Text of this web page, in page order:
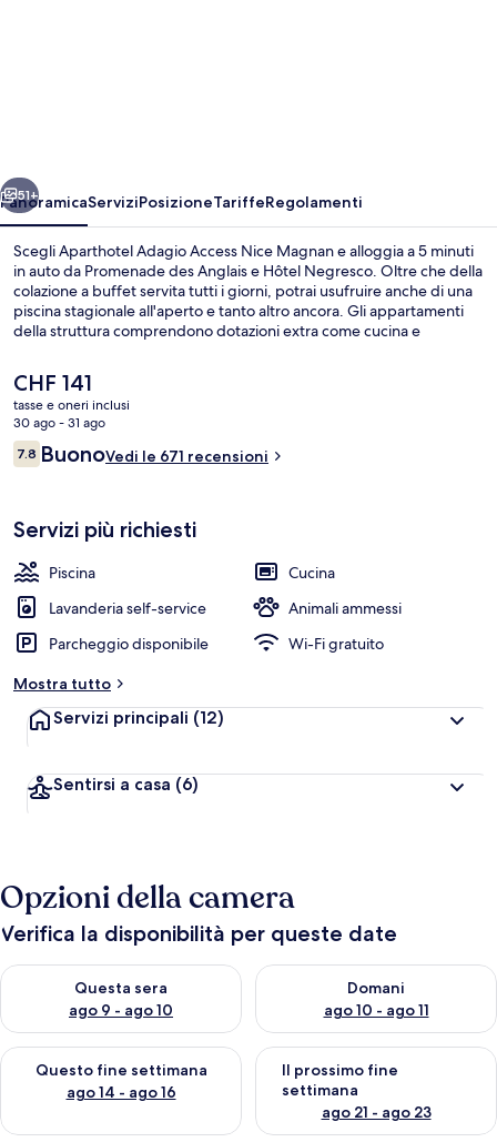
Avanti
51+
PanoramicaServiziPosizioneTariffeRegolamenti
Scegli Aparthotel Adagio Access Nice Magnan e alloggia a 5 minuti
in auto da Promenade des Anglais e Hôtel Negresco. Oltre che della
colazione a buffet servita tutti i giorni, potrai usufruire anche di una
piscina stagionale all'aperto e tanto altro ancora. Gli appartamenti
della struttura comprendono dotazioni extra come cucina e
gratuito. Le recensioni degli ospiti lodano il personale gentile della
struttura. La struttura è a pochi passi da Stazione dei tram di
Magnan, mentre Stazione dei tram di Lenval - Hôpital si trova a 3 min
a piedi.
Il
prezzo
attuale
è
CHF 141
CHF 141
tasse e oneri inclusi
30 ago - 31 ago
Recensioni
7.87.8 su 10
BuonoVedi le 671 recensioni
Servizi più richiesti
Piscina
Cucina
Lavanderia self-service
Animali ammessi
Parcheggio disponibile
Wi-Fi gratuito
Mostra tutto
Servizi principali (12)
Sentirsi a casa (6)
Opzioni della camera
Verifica la disponibilità per queste date
Questa sera
ago 9 - ago 10
Verifica la disponibilità per questa sera, ago 9 - ago 10
Domani
ago 10 - ago 11
Verifica la disponibilità per
Questo fine settimana
ago 14 - ago 16
Verifica la disponibilità per questo fine settimana, ago 14 -
Il prossimo fine
settimana
ago 21 - ago 23
Verifica la disponibilità per il